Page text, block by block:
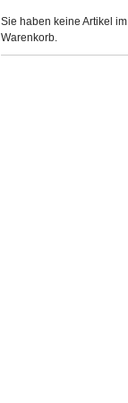
Sie haben keine Artikel im
Warenkorb.